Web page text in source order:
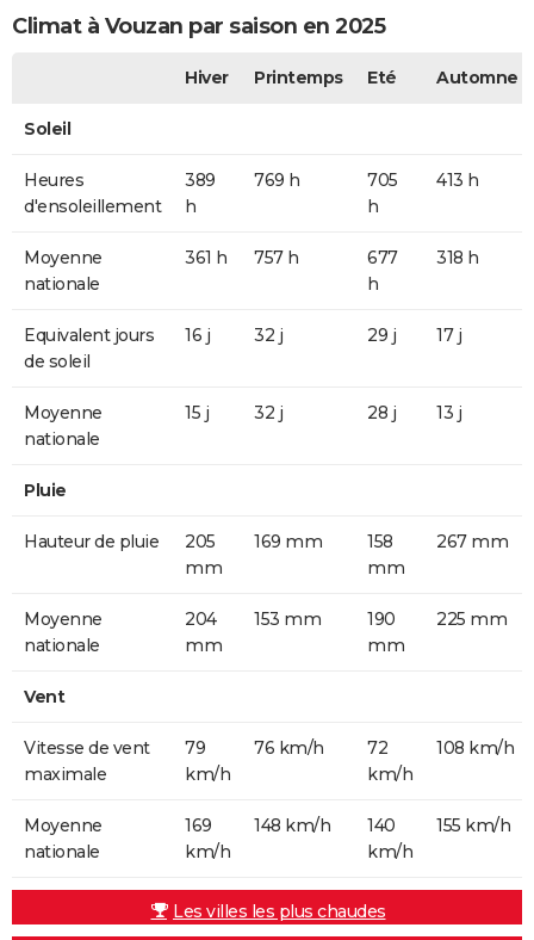
Climat à Vouzan par saison en 2025
Hiver Printemps Eté Automne
Soleil
Heures
d'ensoleillement
389
h
769 h
705
h
413 h
Moyenne
nationale
361 h 757 h
677
h
318 h
Equivalent jours
de soleil
16 j 32 j 29 j 17 j
Moyenne
nationale
15 j 32 j 28 j 13 j
Pluie
Hauteur de pluie
205
mm
169 mm
158
mm
267 mm
Moyenne
nationale
204
mm
153 mm
190
mm
225 mm
Vent
Vitesse de vent
maximale
79
km/h
76 km/h
72
km/h
108 km/h
Moyenne
nationale
169
km/h
148 km/h
140
km/h
155 km/h
Les villes les plus chaudes